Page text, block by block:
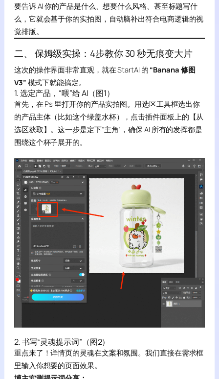
要告诉 AI 你的产品是什么、想要什么风格、甚至标题写什
么，它就会基于你的实拍图，自动脑补出符合电商逻辑的视
觉排版。
二、 保姆级实操：4步教你 30 秒无痕变大片
这次的操作界面非常直观，就在 StartAI 的 “Banana 修图
V3” 模式下就能搞定。
1. 选定产品，“喂”给 AI（图1）
首先，在 Ps 里打开你的产品实拍图。用选区工具框选出你
的产品主体（比如这个绿盖水杯），点击插件面板上的【从
选区获取】。这一步是定下“主角”，确保 AI 所有的发挥都是
围绕这个杯子展开的。
2. 书写“灵魂提示词”（图2）
重点来了！详情页的灵魂在文案和氛围。我们直接在需求框
里输入你想要的页面效果。